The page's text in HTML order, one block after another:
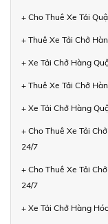
+ Cho Thuê Xe Tải
+ Thuê Xe Tải Chở
+ Xe Tải Chở Hàng
+ Thuê Xe Tải Chở
+ Xe Tải Chở Hàng
+ Cho Thuê Xe Tải
24/7
+ Cho Thuê Xe Tải
24/7
+ Xe Tải Chở Hàng